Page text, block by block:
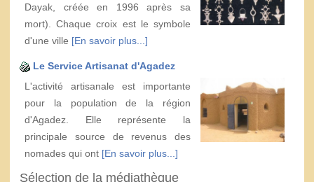
Dayak, créée en 1996 après sa
mort). Chaque croix est le symbole
d'une ville [En savoir plus...]
Le Service Artisanat d'Agadez
L'activité artisanale est importante
pour la population de la région
d'Agadez. Elle représente la
principale source de revenus des
nomades qui ont [En savoir plus...]
Sélection de la médiathèque